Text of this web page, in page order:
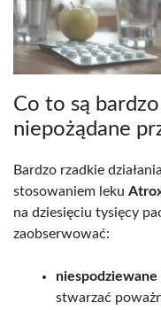
Co to są
niepożądane
Bardzo rzadkie
stosowaniem leku
na dziesięciu tysięcy
zaobserwować:
stwarzać